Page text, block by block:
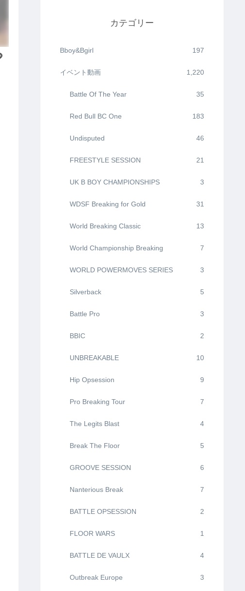
カテゴリー
Bboy&Bgirl 197
イベント動画 1,220
Battle Of The Year 35
Red Bull BC One 183
Undisputed 46
FREESTYLE SESSION 21
UK B BOY CHAMPIONSHIPS 3
WDSF Breaking for Gold 31
World Breaking Classic 13
World Championship Breaking 7
WORLD POWERMOVES SERIES 3
Silverback 5
Battle Pro 3
BBIC 2
UNBREAKABLE 10
Hip Opsession 9
Pro Breaking Tour 7
The Legits Blast 4
Break The Floor 5
GROOVE SESSION 6
Nanterious Break 7
BATTLE OPSESSION 2
FLOOR WARS 1
BATTLE DE VAULX 4
Outbreak Europe 3